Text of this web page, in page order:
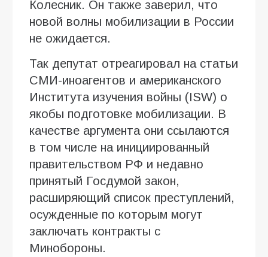
Колесник. Он также заверил, что
новой волны мобилизации в России
не ожидается.
Так депутат отреагировал на статьи
СМИ-иноагентов и американского
Института изучения войны (ISW) о
якобы подготовке мобилизации. В
качестве аргумента они ссылаются
в том числе на инициированный
правительством РФ и недавно
принятый Госдумой закон,
расширяющий список преступлений,
осужденные по которым могут
заключать контракты с
Минобороны.